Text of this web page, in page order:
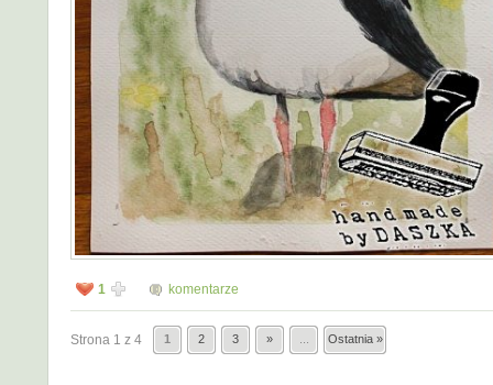
1 komentarze
Strona 1 z 4 1 2 3 » Ostatnia »